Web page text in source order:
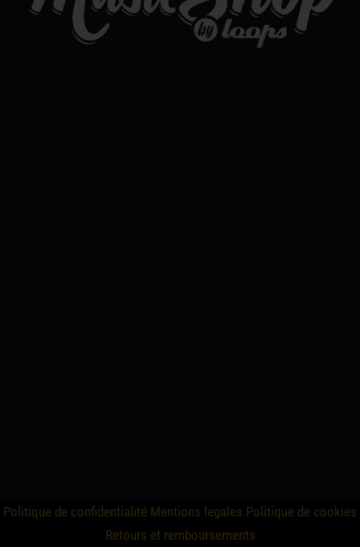
Politique de confidentialité Mentions legales Politique de cookies
Retours et remboursements